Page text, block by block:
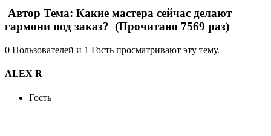
Автор Тема: Какие мастера сейчас делают
гармони под заказ? (Прочитано 7569 раз)
0 Пользователей и 1 Гость просматривают эту тему.
ALEX R
Гость